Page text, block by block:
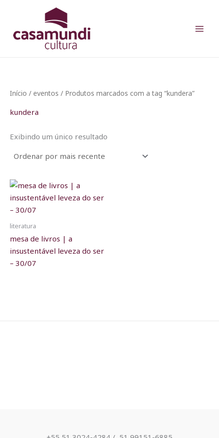
conteúdo
Início / eventos / Produtos marcados com a tag “kundera”
kundera
Exibindo um único resultado
literatura
mesa de livros | a
insustentável leveza do ser
– 30/07